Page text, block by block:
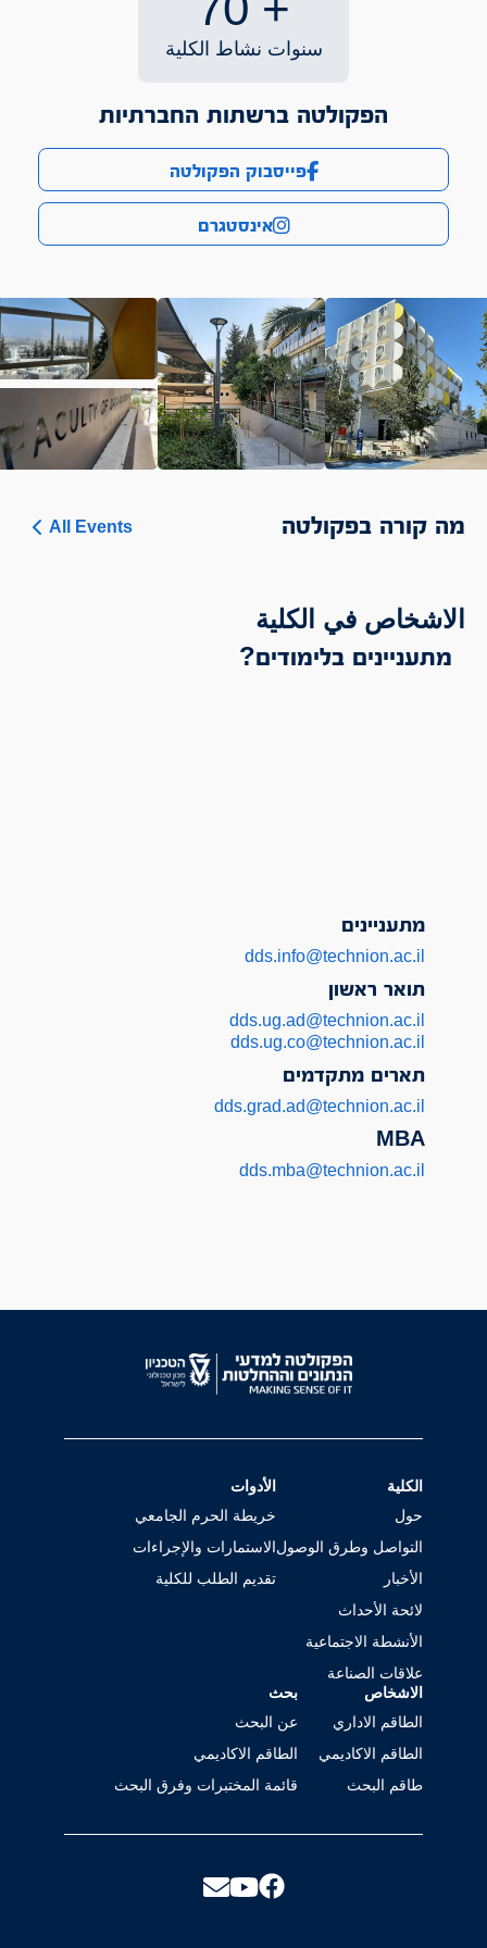
سنوات نشاط الكلية
הפקולטה ברשתות החברתיות
אינסטגרם
פייסבוק הפקולטה
מה קורה בפקולטה All Events
الاشخاص في الكلية
מתעניינים בלימודים?
מתעניינים
dds.info@technion.ac.il
תואר ראשון
dds.ug.ad@technion.ac.il
dds.ug.co@technion.ac.il
תארים מתקדמים
dds.grad.ad@technion.ac.il
MBA
dds.mba@technion.ac.il
الكلية
حول
التواصل وطرق الوصول
الأخبار
لائحة الأحداث
الأنشطة الاجتماعية
علاقات الصناعة
الأدوات
خريطة الحرم الجامعي
الاستمارات والإجراءات
تقديم الطلب للكلية
الاشخاص
الطاقم الاداري
الطاقم الاكاديمي
طاقم البحث
بحث
عن البحث
الطاقم الاكاديمي
قائمة المختبرات وفرق البحث